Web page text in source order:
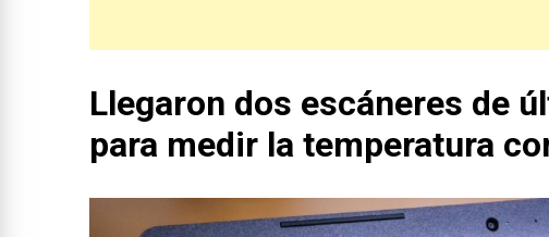
Llegaron dos escáneres de
para medir la temperatura